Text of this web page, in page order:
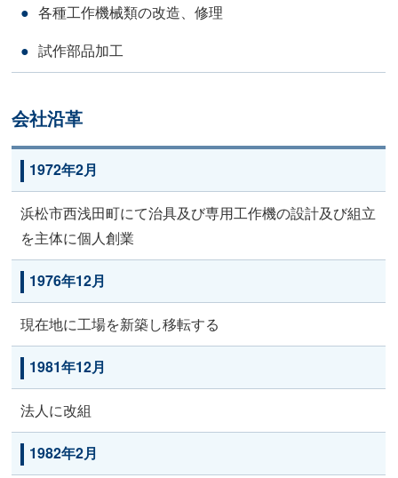
各種工作機械類の改造、修理
試作部品加工
会社沿革
1972年2月
浜松市西浅田町にて治具及び専用工作機の設計及び組立
を主体に個人創業
1976年12月
現在地に工場を新築し移転する
1981年12月
法人に改組
1982年2月